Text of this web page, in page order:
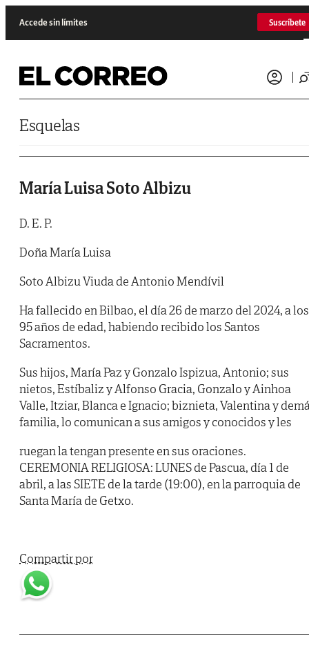
Accede sin límites Suscríbete
Esquelas
María Luisa Soto Albizu
D. E. P.
Doña María Luisa
Soto Albizu Viuda de Antonio Mendívil
Ha fallecido en Bilbao, el día 26 de marzo del 2024, a los
95 años de edad, habiendo recibido los Santos
Sacramentos.
Sus hijos, María Paz y Gonzalo Ispizua, Antonio; sus
nietos, Estíbaliz y Alfonso Gracia, Gonzalo y Ainhoa
Valle, Itziar, Blanca e Ignacio; biznieta, Valentina y
familia, lo comunican a sus amigos y conocidos y les
ruegan la tengan presente en sus oraciones.
CEREMONIA RELIGIOSA: LUNES de Pascua, día 1 de
abril, a las SIETE de la tarde (19:00), en la parroquia de
Santa María de Getxo.
Compartir por